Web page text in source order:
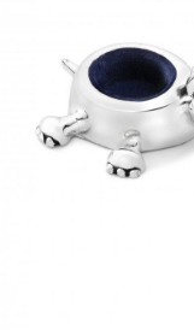
SMARTWATCHES